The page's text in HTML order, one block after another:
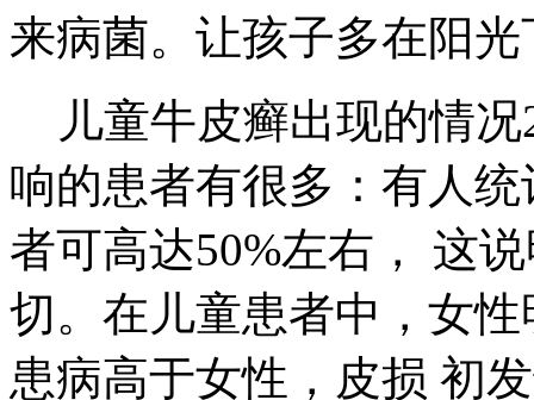
来病菌。让孩子多在阳
儿童牛皮癣出现的情况
响的患者有很多：有人
者可高达50%左右， 这
切。在儿童患者中，女
患病高于女性，皮损 初